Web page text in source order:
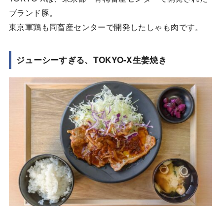
ブランド豚。
東京軍鶏も同畜産センターで開発したしゃも肉です。
ジューシーすぎる、TOKYO-X生姜焼き